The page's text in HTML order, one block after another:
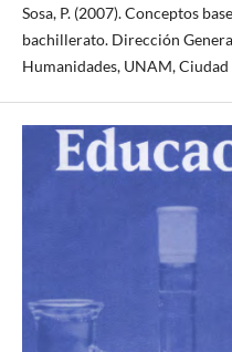
Sosa, P. (2007). Conceptos
bachillerato. Dirección
Humanidades, UNAM,